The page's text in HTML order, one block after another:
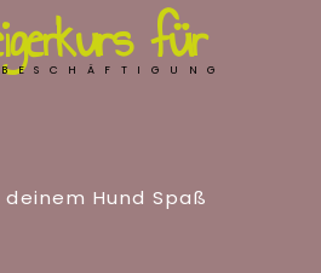
für
Hund Spaß